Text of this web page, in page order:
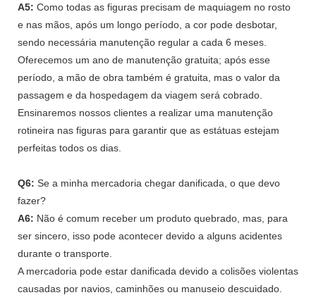
A5: Como todas as figuras precisam de maquiagem no rosto
e nas mãos, após um longo período, a cor pode desbotar,
sendo necessária manutenção regular a cada 6 meses.
Oferecemos um ano de manutenção gratuita; após esse
período, a mão de obra também é gratuita, mas o valor da
passagem e da hospedagem da viagem será cobrado.
Ensinaremos nossos clientes a realizar uma manutenção
rotineira nas figuras para garantir que as estátuas estejam
perfeitas todos os dias.
Q6: Se a minha mercadoria chegar danificada, o que devo
fazer?
A6: Não é comum receber um produto quebrado, mas, para
ser sincero, isso pode acontecer devido a alguns acidentes
durante o transporte.
A mercadoria pode estar danificada devido a colisões violentas
causadas por navios, caminhões ou manuseio descuidado.